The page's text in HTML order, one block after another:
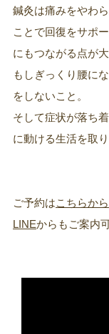
鍼灸は痛みをやわ
ことで回復をサポ
にもつながる点が
もしぎっくり腰に
をしないこと。
そして症状が落ち
に動ける生活を取
ご予約はこちらから
LINEからもご案内